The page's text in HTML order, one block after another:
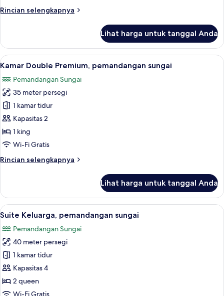
City
Rincian selengkapnya
Rincian
Kamar
Keluarga,
pemandangan
(Family
Suite,
City
View)
Lihat harga untuk tanggal Anda
Lihat
semua
foto
untuk
Kamar
Double
Premium,
pemandangan
Kamar Double Premium,
13
Kamar Double Premium, pemandangan sungai
Pemandangan Sungai
35 meter persegi
1 kamar tidur
Kapasitas 2
1 king
Wi-Fi Gratis
Rincian selengkapnya
Rincian
Kamar
Double
Premium,
pemandangan
sungai
Lihat harga untuk tanggal Anda
Lihat
semua
foto
untuk
Suite
Keluarga,
pemandangan
sungai
Suite Keluarga, pemandangan
8
Suite Keluarga, pemandangan sungai
Pemandangan Sungai
40 meter persegi
1 kamar tidur
Kapasitas 4
2 queen
Wi-Fi Gratis